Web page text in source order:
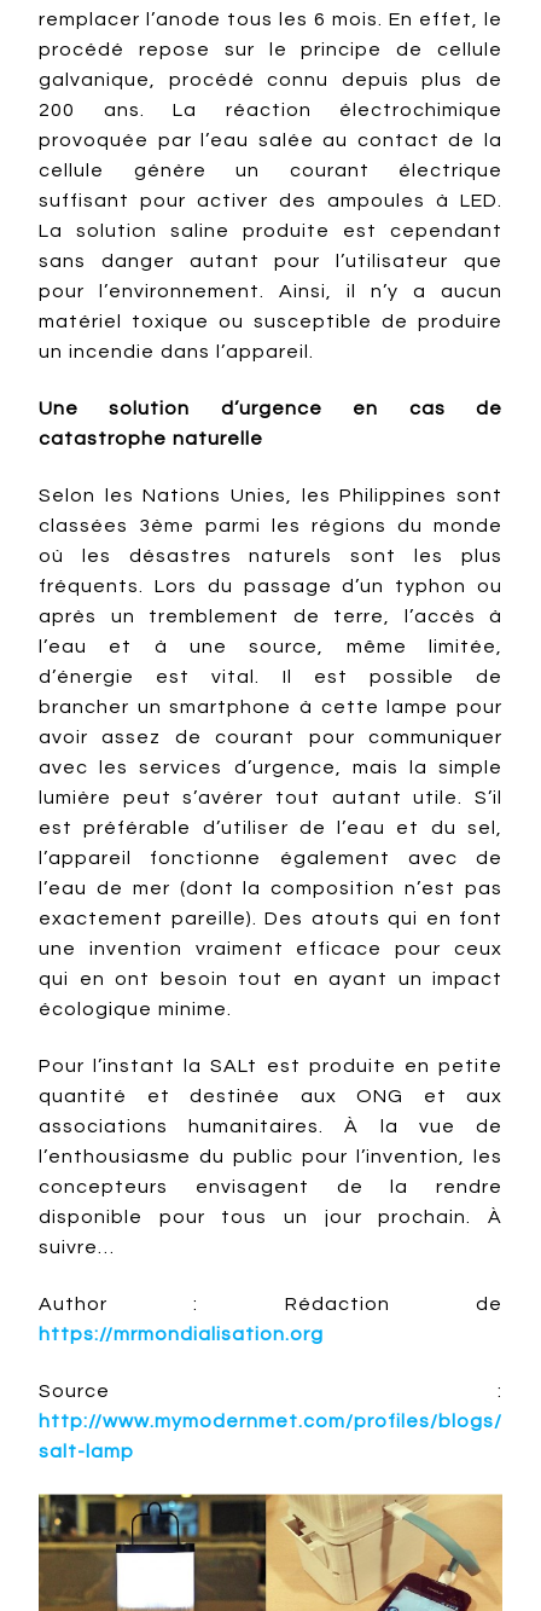
remplacer l’anode tous les 6 mois. En effet, le
procédé repose sur le principe de cellule
galvanique, procédé connu depuis plus de
200 ans. La réaction électrochimique
provoquée par l’eau salée au contact de la
cellule génère un courant électrique
suffisant pour activer des ampoules à LED.
La solution saline produite est cependant
sans danger autant pour l’utilisateur que
pour l’environnement. Ainsi, il n’y a aucun
matériel toxique ou susceptible de produire
un incendie dans l’appareil.
Une solution d’urgence en cas de
catastrophe naturelle
Selon les Nations Unies, les Philippines sont
classées 3ème parmi les régions du monde
où les désastres naturels sont les plus
fréquents. Lors du passage d’un typhon ou
après un tremblement de terre, l’accès à
l’eau et à une source, même limitée,
d’énergie est vital. Il est possible de
brancher un smartphone à cette lampe pour
avoir assez de courant pour communiquer
avec les services d’urgence, mais la simple
lumière peut s’avérer tout autant utile. S’il
est préférable d’utiliser de l’eau et du sel,
l’appareil fonctionne également avec de
l’eau de mer (dont la composition n’est pas
exactement pareille). Des atouts qui en font
une invention vraiment efficace pour ceux
qui en ont besoin tout en ayant un impact
écologique minime.
Pour l’instant la SALt est produite en petite
quantité et destinée aux ONG et aux
associations humanitaires. À la vue de
l’enthousiasme du public pour l’invention, les
concepteurs envisagent de la rendre
disponible pour tous un jour prochain. À
suivre…
Author : Rédaction de
https://mrmondialisation.org
Source :
http://www.mymodernmet.com/profiles/blogs/
salt-lamp